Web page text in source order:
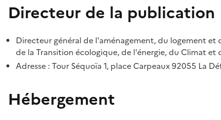
Directeur de la publication
Directeur général de l'aménagement, du logement
de la Transition écologique, de l'énergie, du Climat et
Adresse : Tour Séquoïa 1, place Carpeaux 92055 La
Hébergement